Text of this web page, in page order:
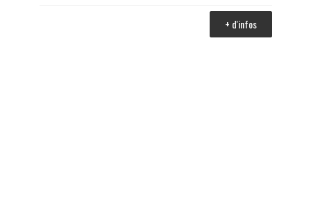
+ d'infos